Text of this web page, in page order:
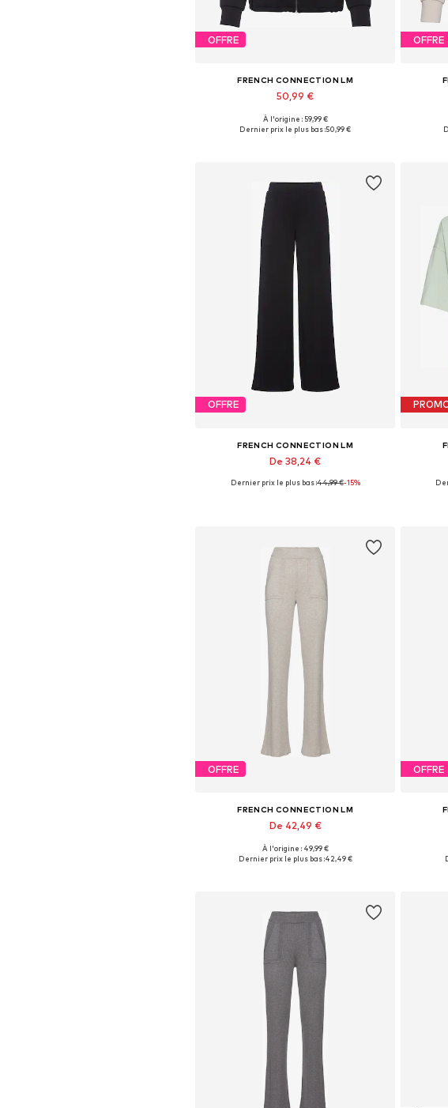
OFFRE
FRENCH CONNECTION LM
50,99 €
À l'origine : 59,99 €
Dernier prix le plus bas :50,99 €
OFFRE
OFFRE
FRENCH CONNECTION LM
De 38,24 €
Tailles disponibles: 32-34, 44-46
Dernier prix le plus bas :44,99 €-15%
OFFRE
FRENCH CONNECTION LM
De 42,49 €
À l'origine : 49,99 €
Dernier prix le plus bas :42,49 €
OFFRE